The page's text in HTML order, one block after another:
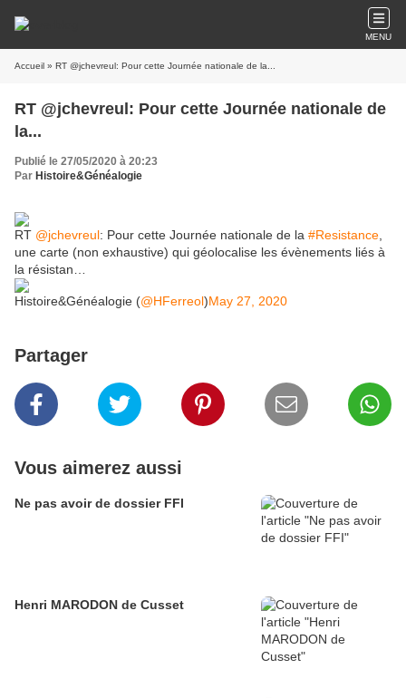
MENU
Accueil » RT @jchevreul: Pour cette Journée nationale de la...
RT @jchevreul: Pour cette Journée nationale de
la...
Publié le 27/05/2020 à 20:23
Par Histoire&Généalogie
RT @jchevreul: Pour cette Journée nationale de la #Resistance
une carte (non exhaustive) qui géolocalise les évènements liés à
la résistan…
Histoire&Généalogie (@HFerreol)May 27, 2020
Partager
Vous aimerez aussi
Ne pas avoir de dossier FFI
Henri MARODON de Cusset